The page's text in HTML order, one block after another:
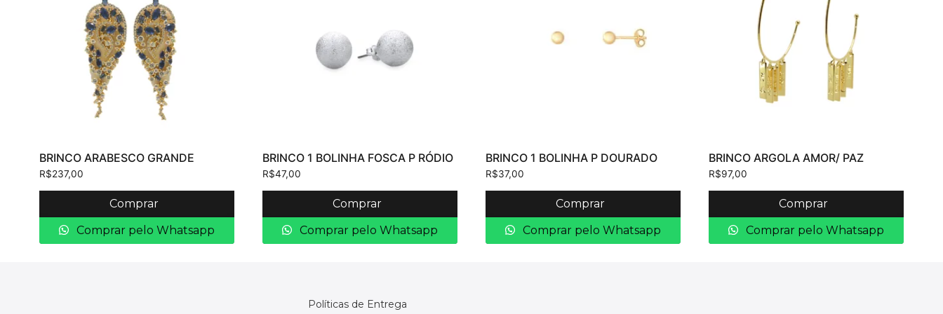
BRINCO ARABESCO GRANDE
R$237,00
Comprar
Comprar pelo Whatsapp
BRINCO 1 BOLINHA FOSCA P RÓDIO
R$47,00
Comprar
Comprar pelo Whatsapp
BRINCO 1 BOLINHA P DOURADO
R$37,00
Comprar
Comprar pelo Whatsapp
BRINCO ARGOLA AMOR/ PAZ
R$97,00
Comprar
Comprar pelo Whatsapp
Políticas de Entrega